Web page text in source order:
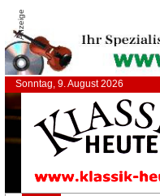
Anzeige
Sonntag, 9. August 2026